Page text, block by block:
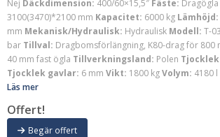
Nej Däckdimension: 400/60×15,5″ Fäste:
3100(3470)*2100 mm Kapacitet: 6000 kg Lämhöjd:
mm Mekanisk/Hydraulisk: Hydraulisk Modell: T-
bar Tillval: Dragbomsförlängning, K80-drag för 800
40 mm fast ögla Tillverkningsland: Polen
Tjocklek gavlar: 6 mm Vikt: 1800 kgVolym: 4180 l
Läs mer
Offert!
Begär offert